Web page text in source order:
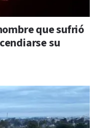
que sufrió
su